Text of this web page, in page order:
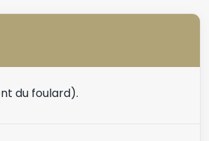
du foulard).